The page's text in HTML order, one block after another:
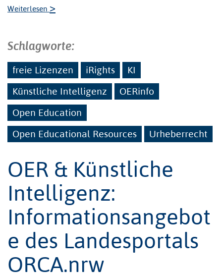
Weiterlesen >
Schlagworte:
freie Lizenzen iRights
KI
Künstliche Intelligenz
OERinfo
Open Education
Open Educational Resources
Urheberrecht
OER & Künstliche
Intelligenz:
Informationsangebot
e des Landesportals
ORCA.nrw